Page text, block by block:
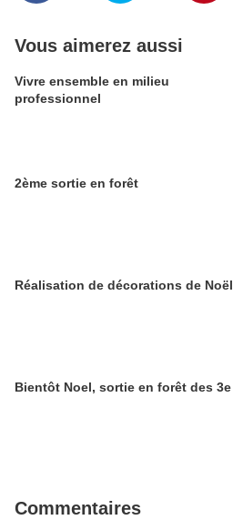
Vous aimerez aussi
Vivre ensemble en milieu
professionnel
2ème sortie en forêt
Réalisation de décorations de Noël
Bientôt Noel, sortie en forêt des 3e
Commentaires